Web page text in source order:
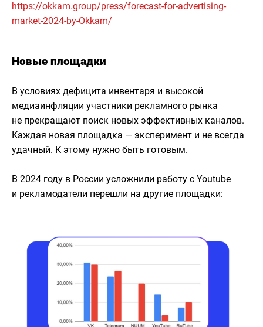
https://okkam.group/press/forecast-for-advertising-
market-2024-by-Okkam/
Новые площадки
В условиях дефицита инвентаря и высокой
медиаинфляции участники рекламного рынка
не прекращают поиск новых эффективных каналов.
Каждая новая площадка — эксперимент и не всегда
удачный. К этому нужно быть готовым.
В 2024 году в России усложнили работу с Youtube
и рекламодатели перешли на другие площадки: